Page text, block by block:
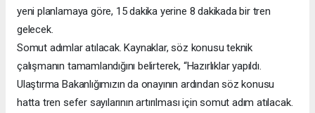
yeni planlamaya göre, 15 dakika yerine 8 dakikada bir tren
gelecek.
Somut adımlar atılacak. Kaynaklar, söz konusu teknik
çalışmanın tamamlandığını belirterek, “Hazırlıklar yapıldı.
Ulaştırma Bakanlığımızın da onayının ardından söz konusu
hatta tren sefer sayılarının artırılması için somut adım atılacak.